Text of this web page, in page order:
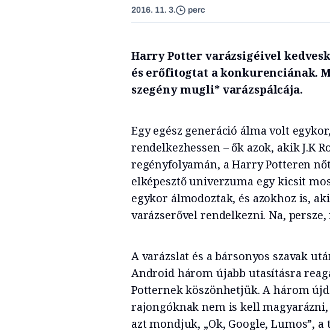
2016. 11. 3. perc
Harry Potter varázsigéivel
és erőfitogtat a konkurenciának.
szegény mugli* varázspálcája.
Egy egész generáció álma volt
rendelkezhessen – ők azok, akik J.K
regényfolyamán, a Harry Potteren
elképesztő univerzuma egy kicsit
egykor álmodoztak, és azokhoz is,
varázserővel rendelkezni. Na,
A varázslat és a bársonyos szavak
Android három újabb utasításra
Potternek köszönhetjük. A három
rajongóknak nem is kell magyarázni,
azt mondjuk, „Ok, Google, Lumos”,